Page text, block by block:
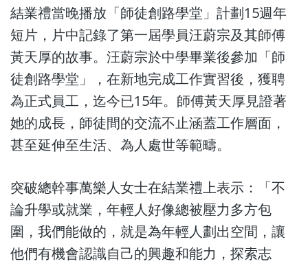
結業禮當晚播放「師徒創路學堂」計劃15週年
短片，片中記錄了第一屆學員汪蔚宗及其師傅
黃天厚的故事。汪蔚宗於中學畢業後參加「師
徒創路學堂」，在新地完成工作實習後，獲聘
為正式員工，迄今已15年。師傅黃天厚見證著
她的成長，師徒間的交流不止涵蓋工作層面，
甚至延伸至生活、為人處世等範疇。
突破總幹事萬樂人女士在結業禮上表示：「不
論升學或就業，年輕人好像總被壓力多方包
圍，我們能做的，就是為年輕人劃出空間，讓
他們有機會認識自己的興趣和能力，探索志